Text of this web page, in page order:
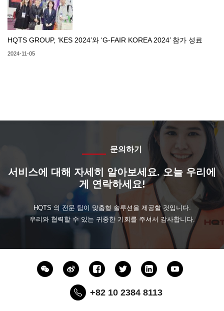
HQTS GROUP, ‘KES 2024’와 ‘G-FAIR KOREA 2024’ 참가 성료
2024-11-05
문의하기
서비스에 대해 자세히 알아보세요. 오늘 우리에
게 연락하세요!
HQTS 의 전문 팀이 맞춤형 솔루션을 제공할 것입니다.
우리와 협력할 수 있는 귀중한 기회를 주셔서 감사합니다.
+82 10 2384 8113